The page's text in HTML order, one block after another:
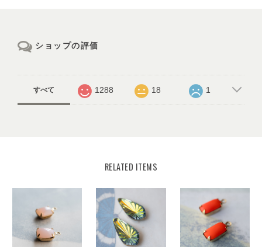
ショップの評価
すべて 1288 18 1
RELATED ITEMS